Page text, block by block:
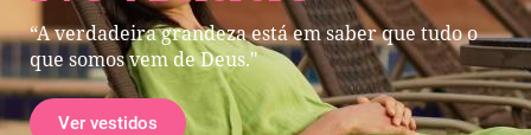
“A verdadeira grandeza está em saber que tudo o
que somos vem de Deus."
Ver vestidos